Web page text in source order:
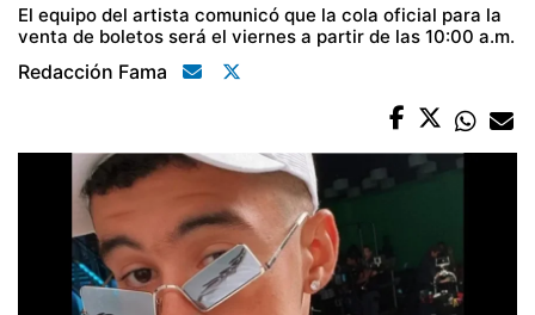
El equipo del artista comunicó que la cola oficial para la
venta de boletos será el viernes a partir de las 10:00 a.m.
Redacción Fama